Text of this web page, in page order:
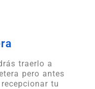
traerlo a
pero antes
tu